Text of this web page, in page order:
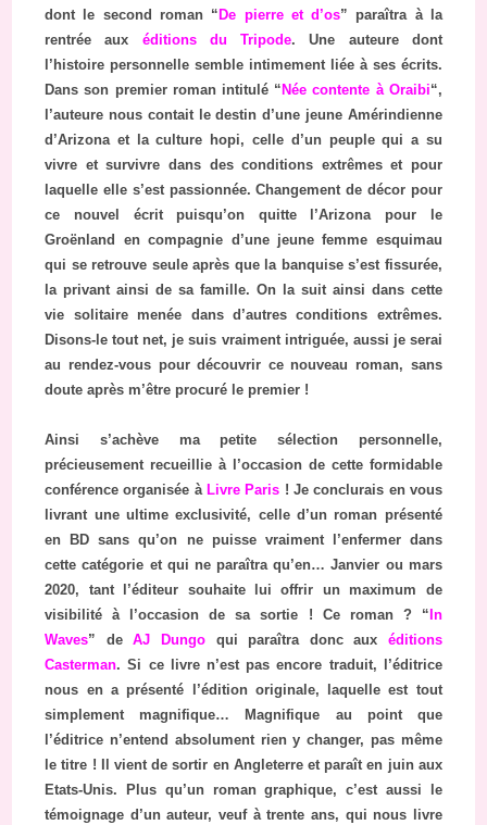
dont le second roman “ De pierre et d’os” paraîtra à la
rentrée aux éditions du Tripode. Une auteure dont
l’histoire personnelle semble intimement liée à ses écrits.
Dans son premier roman intitulé “ Née contente à Oraibi“,
l’auteure nous contait le destin d’une jeune Amérindienne
d’Arizona et la culture hopi, celle d’un peuple qui a su
vivre et survivre dans des conditions extrêmes et pour
laquelle elle s’est passionnée. Changement de décor pour
ce nouvel écrit puisqu’on quitte l’Arizona pour le
Groënland en compagnie d’une jeune femme esquimau
qui se retrouve seule après que la banquise s’est fissurée,
la privant ainsi de sa famille. On la suit ainsi dans cette
vie solitaire menée dans d’autres conditions extrêmes.
Disons-le tout net, je suis vraiment intriguée, aussi je serai
au rendez-vous pour découvrir ce nouveau roman, sans
doute après m’être procuré le premier !
Ainsi s’achève ma petite sélection personnelle,
précieusement recueillie à l’occasion de cette formidable
conférence organisée à Livre Paris ! Je conclurais en vous
livrant une ultime exclusivité, celle d’un roman présenté
en BD sans qu’on ne puisse vraiment l’enfermer dans
cette catégorie et qui ne paraîtra qu’en… Janvier ou mars
2020, tant l’éditeur souhaite lui offrir un maximum de
visibilité à l’occasion de sa sortie ! Ce roman ? “ In
Waves” deAJ Dungoqui paraîtra donc aux éditions
Casterman. Si ce livre n’est pas encore traduit, l’éditrice
nous en a présenté l’édition originale, laquelle est tout
simplement magnifique… Magnifique au point que
l’éditrice n’entend absolument rien y changer, pas même
le titre ! Il vient de sortir en Angleterre et paraît en juin aux
Etats-Unis. Plus qu’un roman graphique, c’est aussi le
témoignage d’un auteur, veuf à trente ans, qui nous livre